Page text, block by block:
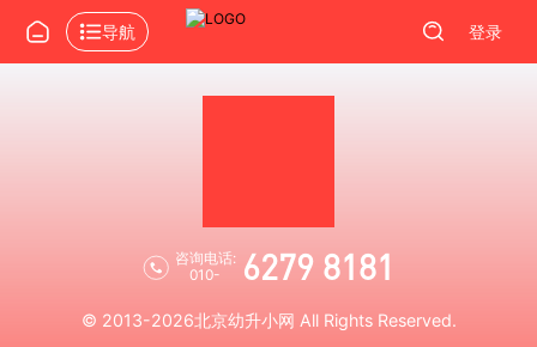
导航 登录
咨询电话:
010-
6279 8181
© 2013-2026北京幼升小网 All Rights Reserved.